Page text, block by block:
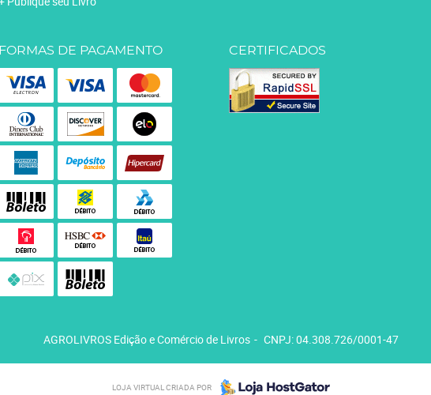
FORMAS DE PAGAMENTO CERTIFICADOS
AGROLIVROS Edição e Comércio de Livros CNPJ: 04.308.726/0001-47
LOJA VIRTUAL CRIADA POR